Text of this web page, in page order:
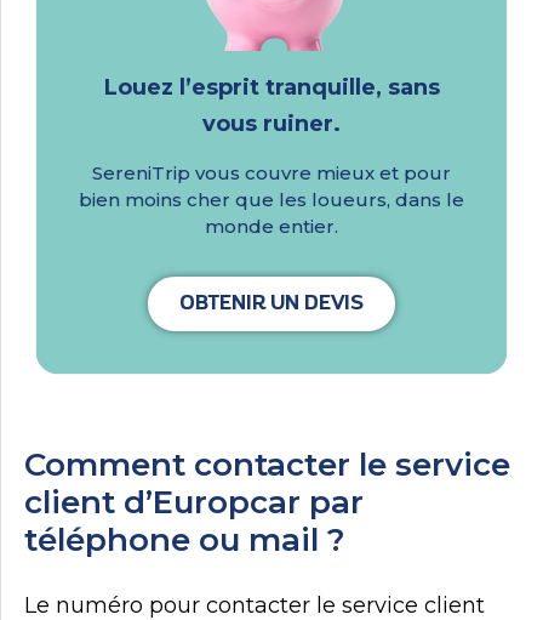
Louez l’esprit tranquille, sans
vous ruiner.
SereniTrip vous couvre mieux et pour
bien moins cher que les loueurs, dans le
monde entier.
OBTENIR UN DEVIS
Comment contacter le service
client d’Europcar par
téléphone ou mail ?
Le numéro pour contacter le service client